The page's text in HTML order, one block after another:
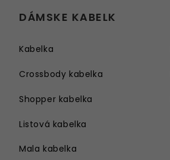
DÁMSKE KABELK
Kabelka
Crossbody kabelka
Shopper kabelka
Listová kabelka
Mala kabelka